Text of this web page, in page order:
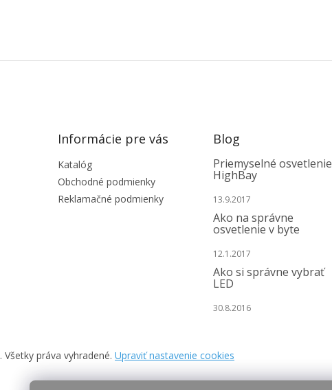
Informácie pre vás
Katalóg
Obchodné podmienky
Reklamačné podmienky
Blog
Priemyselné osvetlenie
HighBay
13.9.2017
Ako na správne
osvetlenie v byte
12.1.2017
Ako si správne vybrať
LED
30.8.2016
. Všetky práva vyhradené. Upraviť nastavenie cookies